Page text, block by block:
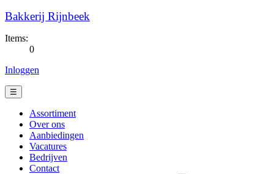
Bakkerij Rijnbeek
Items:
0
Inloggen
☰
Assortiment
Over ons
Aanbiedingen
Vacatures
Bedrijven
Contact